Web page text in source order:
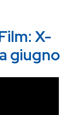
X-
giugno